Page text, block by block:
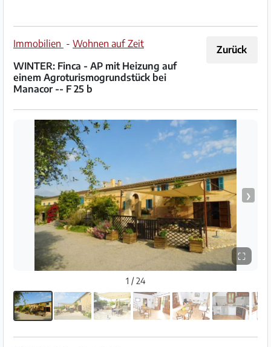
Hilfe
FAQ
Zurück
Immobilien - Wohnen auf Zeit
WINTER: Finca - AP mit Heizung auf
einem Agroturismogrundstück bei
Manacor -- F 25 b
❯
⛶
1 / 24